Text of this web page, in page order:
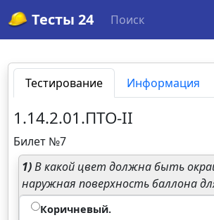
Тесты 24 Поиск
Тестирование Информация
1.14.2.01.ПТО-II
Билет №7
1)В какой цвет должна быть
наружная поверхность баллона
Коричневый.